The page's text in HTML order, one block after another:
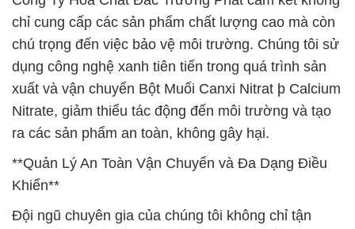
chỉ cung cấp các sản phẩm chất lượng cao mà còn
chú trọng đến việc bảo vệ môi trường. Chúng tôi sử
dụng công nghệ xanh tiên tiến trong quá trình sản
xuất và vận chuyển Bột Muối Canxi Nitrat þ Calcium
Nitrate, giảm thiểu tác động đến môi trường và tạo
ra các sản phẩm an toàn, không gây hại.
**Quản Lý An Toàn Vận Chuyển và Đa Dạng Điều
Khiển**
Đội ngũ chuyên gia của chúng tôi không chỉ tận